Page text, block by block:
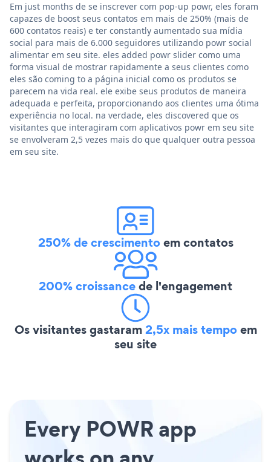
Em just months de se inscrever com pop-up powr, eles foram
capazes de boost seus contatos em mais de 250% (mais de
600 contatos reais) e ter constantly aumentado sua mídia
social para mais de 6.000 seguidores utilizando powr social
alimentar em seu site. eles added powr slider como uma
forma visual de mostrar rapidamente a seus clientes como
eles são coming to a página inicial como os produtos se
parecem na vida real. ele exibe seus produtos de maneira
adequada e perfeita, proporcionando aos clientes uma ótima
experiência no local. na verdade, eles discovered que os
visitantes que interagiram com aplicativos powr em seu site
se envolveram 2,5 vezes mais do que qualquer outra pessoa
em seu site.
250% de crescimentoem contatos
200% croissancede l'engagement
Os visitantes gastaram2,5x mais tempoem
seu site
Every POWR app